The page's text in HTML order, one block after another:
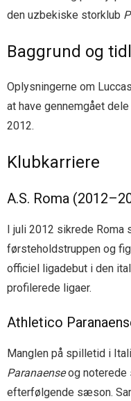
den uzbekiske storklub
Baggrund og
Oplysningerne om
at have gennemgået
2012.
Klubkarriere
A.S. Roma
I juli 2012 sikrede
førsteholdstruppen og
officiel ligadebut i den
profilerede ligaer.
Athletico
Manglen på spilletid i
Paranaenseog noterede
efterfølgende sæson.